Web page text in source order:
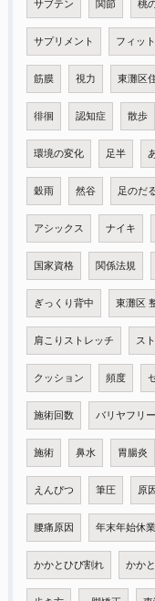
サブテン 関節 桃
サプリメント フィッ
筋膜 視力 東灘区
徘徊 認知症 散歩
環境の変化 足半
穀雨 然谷 足のだ
アシックス ナイキ
国家資格 関係法規
ぎっくり背中 東灘区
肩こりストレッチ ス
クッション 頻度
施術回数 バリヤフリー
施術 鼻水 胃腸炎
えんぴつ 筆圧 原因
腰痛原因 年末年始休
かかとひび割れ かか